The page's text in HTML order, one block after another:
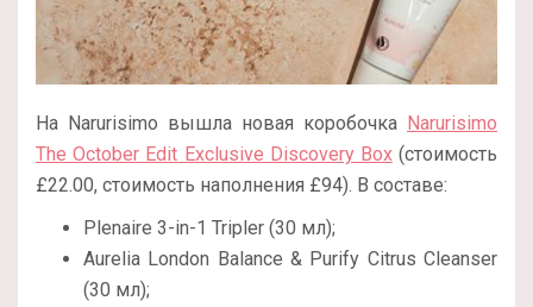
На Narurisimo вышла новая коробочка Narurisimo
The October Edit Exclusive Discovery Box(стоимость
£22.00, стоимость наполнения £94). В составе:
Plenaire 3-in-1 Tripler (30 мл);
Aurelia London Balance & Purify Citrus Cleanser
(30 мл);